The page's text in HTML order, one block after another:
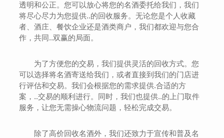
透明和公正。您可以放心将您的名酒委托给我们，我们
将尽心尽力为您提供..的回收服务。无论您是个人收藏
者、酒庄、餐饮企业还是酒类商户，我们都欢迎与您合
作，共同..双赢的局面。
为了方便您的交易，我们提供灵活的回收方式。您
可以选择将名酒寄送给我们，或者直接到我们的门店进
行评估和交易。我们会根据您的需求提供.合适的方
案，..交易的顺利进行。同时，我们也提供..的上门取件
服务，让您无需操心物流问题，轻松完成交易。
除了高价回收名酒外，我们还致力于宣传和普及名